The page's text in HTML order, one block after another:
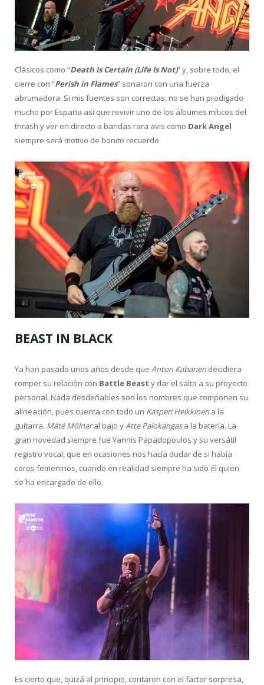
Clásicos como “Death Is Certain (Life Is Not)” y, sobre todo, el
cierre con “Perish in Flames” sonaron con una fuerza
abrumadora. Si mis fuentes son correctas, no se han prodigado
mucho por España así que revivir uno de los álbumes míticos del
thrash y ver en directo a bandas rara avis como Dark Angel
siempre será motivo de bonito recuerdo.
BEAST IN BLACK
Ya han pasado unos años desde que Anton Kabanen decidiera
romper su relación con Battle Beast y dar el salto a su proyecto
personal. Nada desdeñables son los nombres que componen su
alineación, pues cuenta con todo un Kasperi Heikkinen a la
guitarra, Máté Mólnaral bajo yAtte Palokangasa la batería. La
gran novedad siempre fue Yannis Papadopoulos y su versátil
registro vocal, que en ocasiones nos hacía dudar de si había
coros femeninos, cuando en realidad siempre ha sido él quien
se ha encargado de ello.
Es cierto que, quizá al principio, contaron con el factor sorpresa,